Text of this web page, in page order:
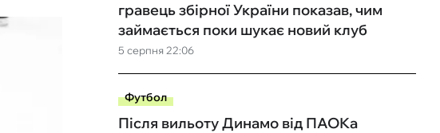
5 серпня 22:06
гравець збірної України показав, чим
займається поки шукає новий клуб
Футбол
Після вильоту Динамо від ПАОКа